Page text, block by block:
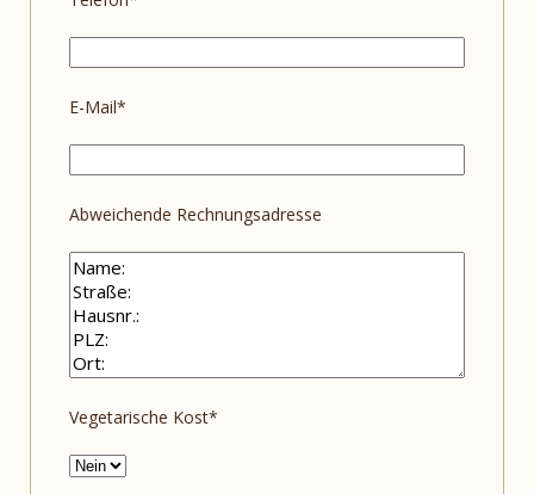
E-Mail*
Abweichende Rechnungsadresse
Vegetarische Kost*